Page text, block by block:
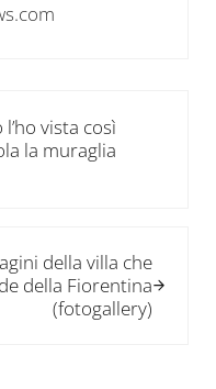
vista così
la muraglia
della villa che
della Fiorentina
(fotogallery)